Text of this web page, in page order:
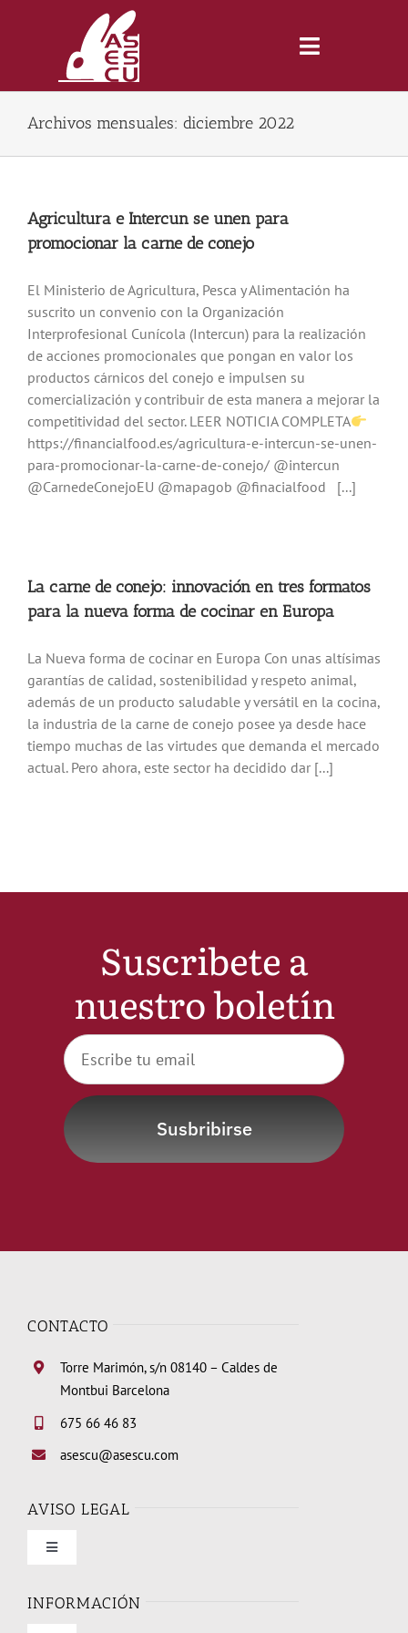
Toggle
Inicio
Tienda
Lonjas
Symposiums
Noticias
Hazte Socio
WooCommerce My Account
WooCommerce Cart
Archivos mensuales: diciembre 2022
Agricultura e Intercun se unen para
promocionar la carne de conejo
El Ministerio de Agricultura, Pesca y Alimentación ha
suscrito un convenio con la Organización
Interprofesional Cunícola (Intercun) para la realización
de acciones promocionales que pongan en valor los
productos cárnicos del conejo e impulsen su
comercialización y contribuir de esta manera a mejorar la
competitividad del sector. LEER NOTICIA COMPLETA
https://financialfood.es/agricultura-e-intercun-se-unen-
para-promocionar-la-carne-de-conejo/ @intercun
@CarnedeConejoEU @mapagob @finacialfood [...]
La carne de conejo: innovación en tres formatos
para la nueva forma de cocinar en Europa
La Nueva forma de cocinar en Europa Con unas altísimas
garantías de calidad, sostenibilidad y respeto animal,
además de un producto saludable y versátil en la cocina,
la industria de la carne de conejo posee ya desde hace
tiempo muchas de las virtudes que demanda el mercado
actual. Pero ahora, este sector ha decidido dar [...]
Suscribete a
nuestro boletín
Susbribirse
CONTACTO
Torre Marimón, s/n 08140 – Caldes de
Montbui Barcelona
675 66 46 83
asescu@asescu.com
AVISO LEGAL
Toggle
Condiciones de uso
INFORMACIÓN